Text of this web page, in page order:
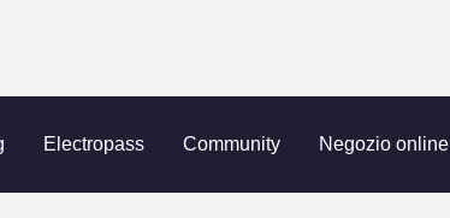
Electropass Community Negozio online
FR*OTH*POTHR*805